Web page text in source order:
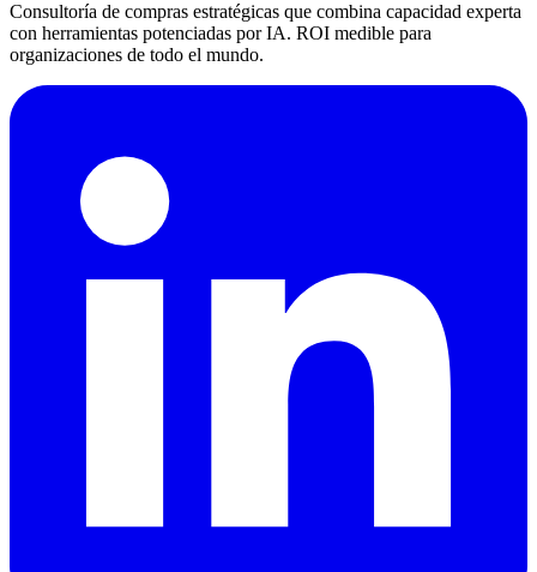
Consultoría de compras estratégicas que combina capacidad experta
con herramientas potenciadas por IA. ROI medible para
organizaciones de todo el mundo.